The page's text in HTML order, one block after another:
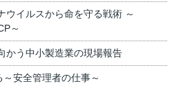
ウイルスから命を守る戦術 ～
～
かう中小製造業の現場報告
安全管理者の仕事～